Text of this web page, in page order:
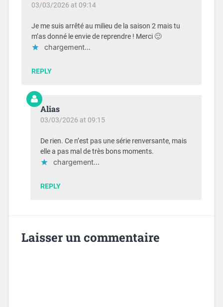
03/03/2026 at 09:14
Je me suis arrêté au milieu de la saison 2 mais tu
m’as donné le envie de reprendre ! Merci 🙂
chargement…
REPLY
Alias
03/03/2026 at 09:15
De rien. Ce n’est pas une série renversante, mais
elle a pas mal de très bons moments.
chargement…
REPLY
Laisser un commentaire